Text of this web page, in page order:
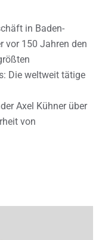
in Baden-
vor 150 Jahren den
Die weltweit tätige
Axel Kühner über
von